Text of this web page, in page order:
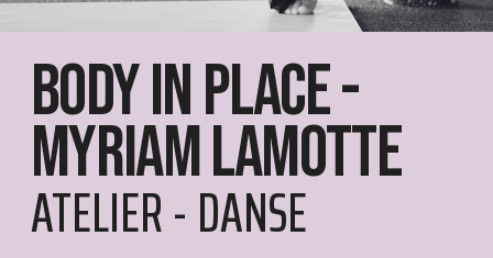
Body in Place -
Myriam Lamotte
ATELIER - DANSE